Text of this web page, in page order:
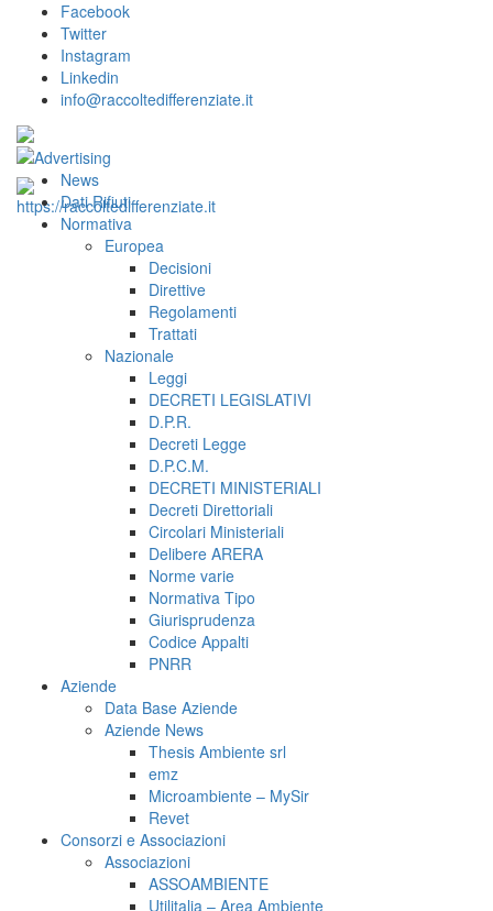
Facebook
Twitter
Instagram
Linkedin
info@raccoltedifferenziate.it
News
Dati Rifiuti
Normativa
Europea
Decisioni
Direttive
Regolamenti
Trattati
Nazionale
Leggi
DECRETI LEGISLATIVI
D.P.R.
Decreti Legge
D.P.C.M.
DECRETI MINISTERIALI
Decreti Direttoriali
Circolari Ministeriali
Delibere ARERA
Norme varie
Normativa Tipo
Giurisprudenza
Codice Appalti
PNRR
Aziende
Data Base Aziende
Aziende News
Thesis Ambiente srl
emz
Microambiente – MySir
Revet
Consorzi e Associazioni
Associazioni
ASSOAMBIENTE
Utilitalia – Area Ambiente